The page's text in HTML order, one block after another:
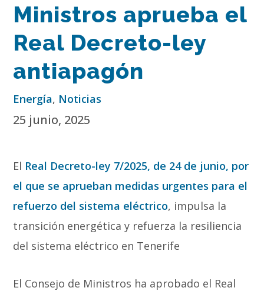
Ministros aprueba el
Real Decreto-ley
antiapagón
Energía, Noticias
25 junio, 2025
El Real Decreto-ley 7/2025, de 24 de junio, por
el que se aprueban medidas urgentes para el
refuerzo del sistema eléctrico, impulsa la
transición energética y refuerza la resiliencia
del sistema eléctrico en Tenerife
El Consejo de Ministros ha aprobado el Real